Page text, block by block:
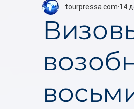
tourpressa.com 14